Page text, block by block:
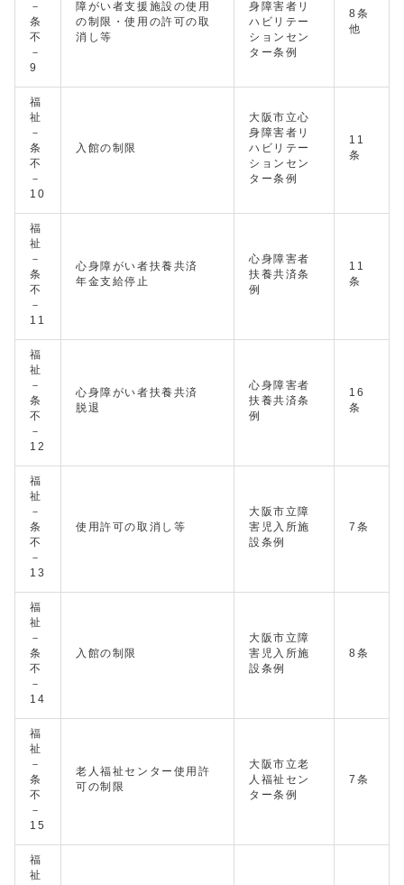
－
条
不
－
9
障がい者支援施設の使用
の制限・使用の許可の取
消し等
身障害者リ
ハビリテー
ションセン
ター条例
8条
他
福
祉
－
条
不
－
10
入館の制限
大阪市立心
身障害者リ
ハビリテー
ションセン
ター条例
11
条
福
祉
－
条
不
－
11
心身障がい者扶養共済
年金支給停止
心身障害者
扶養共済条
例
11
条
福
祉
－
条
不
－
12
心身障がい者扶養共済
脱退
心身障害者
扶養共済条
例
16
条
福
祉
－
条
不
－
13
使用許可の取消し等
大阪市立障
害児入所施
設条例
7条
福
祉
－
条
不
－
14
入館の制限
大阪市立障
害児入所施
設条例
8条
福
祉
－
条
不
－
15
老人福祉センター使用許
可の制限
大阪市立老
人福祉セン
ター条例
7条
福
祉